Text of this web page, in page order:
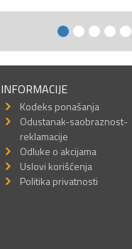
INFORMACIJE
Kodeks ponašanja
Odustanak-saobraznost-
reklamacije
Odluke o akcijama
Uslovi korišćenja
Politika privatnosti